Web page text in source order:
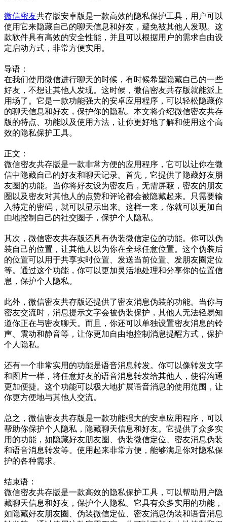
微信密友共存版安卓版是一款高效的隐私保护工具，用户可以
使用它来隐藏自己的聊天信息和好友，避免被其他人发现。这
款软件具有高效的安全性能，并且可以根据用户的需求自由设
定启动方式，非常方便实用。
导语：
在我们使用微信进行聊天的时候，有时候希望隐藏自己的一些
好友，不想让其他人发现。这时候，微信密友共存版就能派上
用场了。它是一款功能强大的安卓应用程序，可以轻松隐藏你
的聊天信息和好友，保护你的隐私。本文将介绍微信密友共存
版的特点、功能以及使用方法，让你更好地了解和使用这个高
效的隐私保护工具。
正文：
微信密友共存版是一款非常方便的应用程序，它可以让你在微
信中隐藏自己的好友和聊天记录。首先，它提供了隐藏好友朋
友圈的功能。当你将好友设为密友后，无需屏蔽，密友的朋友
圈以及密友对其他人的点赞和评论都会被隐藏起来。只需要输
入特定的密码，就可以显示出来。这样一来，你就可以更加自
由地控制自己的社交圈子，保护个人隐私。
其次，微信密友共存版还具有伪装微信定位的功能。你可以伪
装自己的位置，让其他人以为你在全球任意位置。这个伪装后
的位置可以用于共享实时位置、发送当前位置、发朋友圈定位
等。通过这个功能，你可以更加灵活地处理和分享你的位置信
息，保护个人隐私。
此外，微信密友共存版还提供了密友消息伪装的功能。当你与
密友交流时，消息提示文字会被伪装保护，其他人无法轻易知
道你正在与密友聊天。而且，你还可以单独设置密友消息的铃
声、震动和静音等，让你更加自由地控制消息提醒方式，保护
个人隐私。
还有一个非常实用的功能是语音消息转发。你可以像转发文字
和图片一样，将任意好友的语音消息转发给其他人，使得沟通
更加便捷。这个功能可以极大地扩展语音消息的使用范围，让
你更方便地与其他人交流。
总之，微信密友共存版是一款功能强大的安卓应用程序，可以
帮助你保护个人隐私，隐藏聊天信息和好友。它提供了众多实
用的功能，如隐藏好友朋友圈、伪装微信定位、密友消息伪装
和语音消息转发等。使用起来非常方便，能够满足你对隐私保
护的各种需求。
结束语：
微信密友共存版是一款高效的隐私保护工具，可以帮助用户隐
藏聊天信息和好友，保护个人隐私。它具有众多实用的功能，
如隐藏好友朋友圈、伪装微信定位、密友消息伪装和语音消息